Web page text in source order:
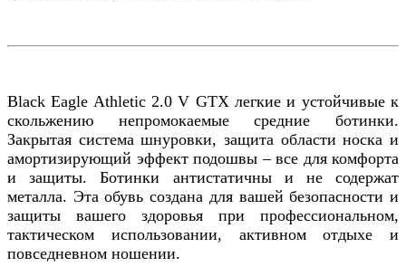
Black Eagle Athletic 2.0 V GTX легкие и устойчивые к
скольжению непромокаемые средние ботинки.
Закрытая система шнуровки, защита области носка и
амортизирующий эффект подошвы – все для комфорта
и защиты. Ботинки антистатичны и не содержат
металла. Эта обувь создана для вашей безопасности и
защиты вашего здоровья при профессиональном,
тактическом использовании, активном отдыхе и
повседневном ношении.